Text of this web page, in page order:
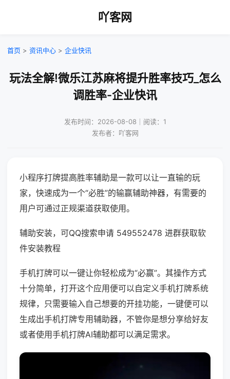
吖客网
首页 > 资讯中心 > 企业快讯
玩法全解!微乐江苏麻将提升胜率技巧_怎么
调胜率-企业快讯
发布时间：2026-08-08｜阅读：1
发布者：吖客网
小程序打牌提高胜率辅助是一款可以让一直输的玩
家，快速成为一个“必胜”的输赢辅助神器，有需要的
用户可通过正规渠道获取使用。
辅助安装，可QQ搜索申请 549552478 进群获取软
件安装教程
手机打牌可以一键让你轻松成为“必赢”。其操作方式
十分简单，打开这个应用便可以自定义手机打牌系统
规律，只需要输入自己想要的开挂功能，一键便可以
生成出手机打牌专用辅助器，不管你是想分享给好友
或者使用手机打牌AI辅助都可以满足需求。